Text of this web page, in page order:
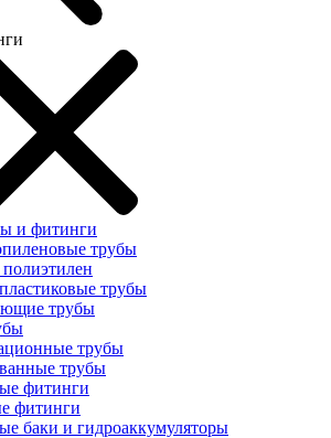
и фитинги
трубы
трубы
трубы
трубы
трубы
фитинги
фитинги
баки и гидроаккумуляторы